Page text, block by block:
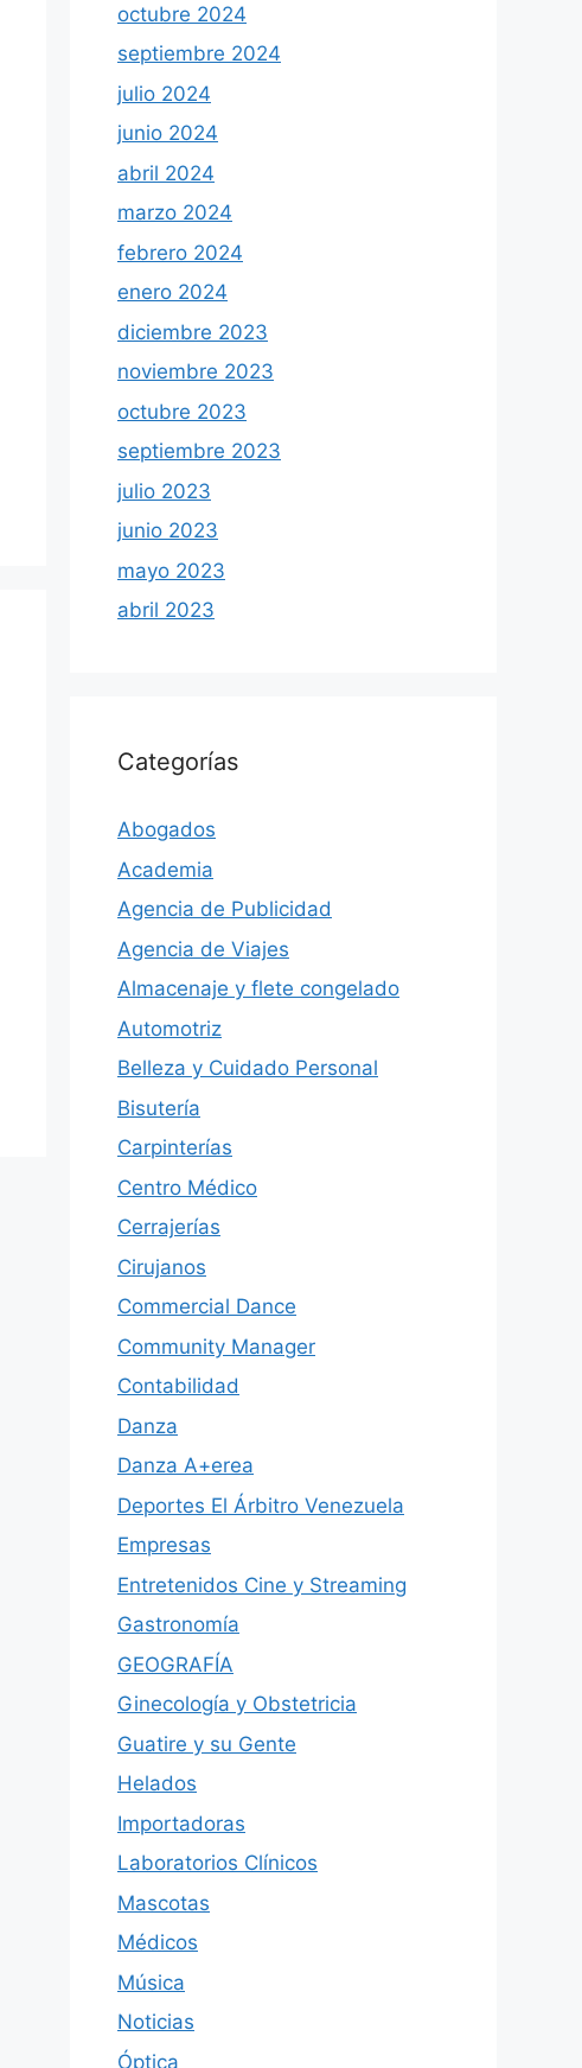
octubre 2024
septiembre 2024
julio 2024
junio 2024
abril 2024
marzo 2024
febrero 2024
enero 2024
diciembre 2023
noviembre 2023
octubre 2023
septiembre 2023
julio 2023
junio 2023
mayo 2023
abril 2023
Categorías
Abogados
Academia
Agencia de Publicidad
Agencia de Viajes
Almacenaje y flete congelado
Automotriz
Belleza y Cuidado Personal
Bisutería
Carpinterías
Centro Médico
Cerrajerías
Cirujanos
Commercial Dance
Community Manager
Contabilidad
Danza
Danza A+erea
Deportes El Árbitro Venezuela
Empresas
Entretenidos Cine y Streaming
Gastronomía
GEOGRAFÍA
Ginecología y Obstetricia
Guatire y su Gente
Helados
Importadoras
Laboratorios Clínicos
Mascotas
Médicos
Música
Noticias
Óptica